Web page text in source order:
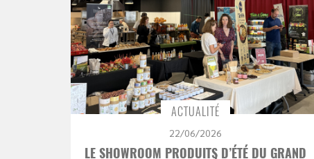
ACTUALITÉ
22/06/2026
LE SHOWROOM PRODUITS D’ÉTÉ DU GRAND